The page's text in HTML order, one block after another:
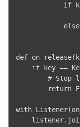
if
def
if key ==
# Stop
return
with